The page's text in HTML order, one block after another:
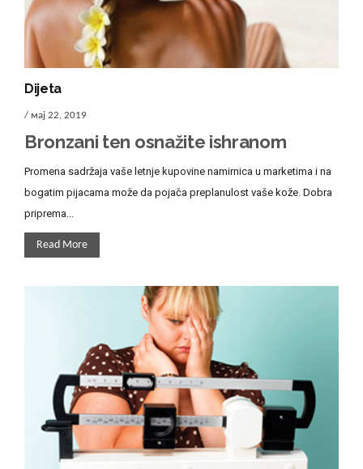
Dijeta
/ мај 22, 2019
Bronzani ten osnažite ishranom
Promena sadržaja vaše letnje kupovine namirnica u marketima i na
bogatim pijacama može da pojača preplanulost vaše kože. Dobra
priprema...
Read More